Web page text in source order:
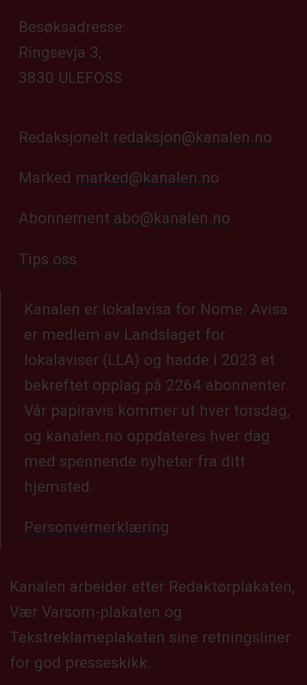
Besøksadresse:
Ringsevja 3,
3830 ULEFOSS
Redaksjonelt redaksjon@kanalen.no
Marked marked@kanalen.no
Abonnement abo@kanalen.no
Tips oss
Kanalen er lokalavisa for Nome. Avisa
er medlem av Landslaget for
lokalaviser (LLA) og hadde i 2023 et
bekreftet opplag på 2264 abonnenter.
Vår papiravis kommer ut hver torsdag,
og kanalen.no oppdateres hver dag
med spennende nyheter fra ditt
hjemsted.
Personvernerklæring
Kanalen arbeider etter Redaktørplakaten,
Vær Varsom-plakaten og
Tekstreklameplakaten sine retningsliner
for god presseskikk.